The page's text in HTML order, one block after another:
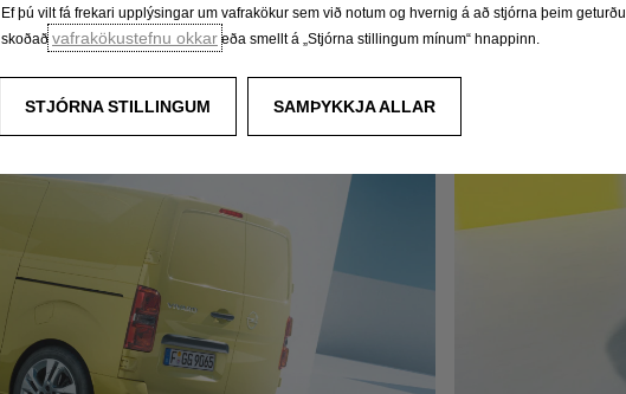
Ef þú vilt fá frekari upplýsingar um vafrakökur sem við notum og hvernig á að stjórna þeim geturðu
skoðað vafrakökustefnu okkar eða smellt á „Stjórna stillingum mínum“ hnappinn.
STJÓRNA STILLINGUM SAMÞYKKJA ALLAR